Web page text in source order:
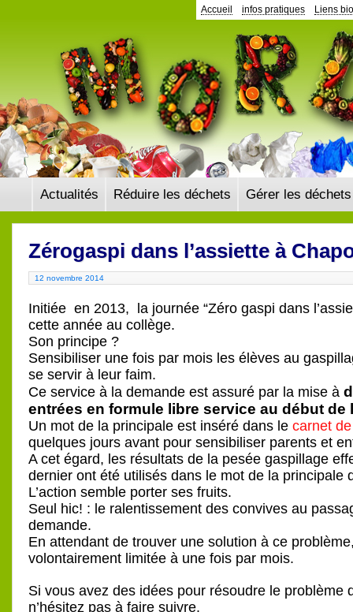
Accueil infos pratiques Liens
Actualités Réduire les déchets Gérer les déchets
Zérogaspi dans l’assiette à
12 novembre 2014
Initiée en 2013, la journée “Zéro gaspi dans
cette année au collège.
Son principe ?
Sensibiliser une fois par mois les élèves au
se servir à leur faim.
Ce service à la demande est assuré par la mise à
entrées en formule libre service au début de
Un mot de la principale est inséré dans le carnet
quelques jours avant pour sensibiliser parents et
A cet égard, les résultats de la pesée gaspillage
dernier ont été utilisés dans le mot de la principale
L’action semble porter ses fruits.
Seul hic! : le ralentissement des convives au
demande.
En attendant de trouver une solution à ce
volontairement limitée à une fois par mois.
Si vous avez des idées pour résoudre le problème
n’hésitez pas à faire suivre.